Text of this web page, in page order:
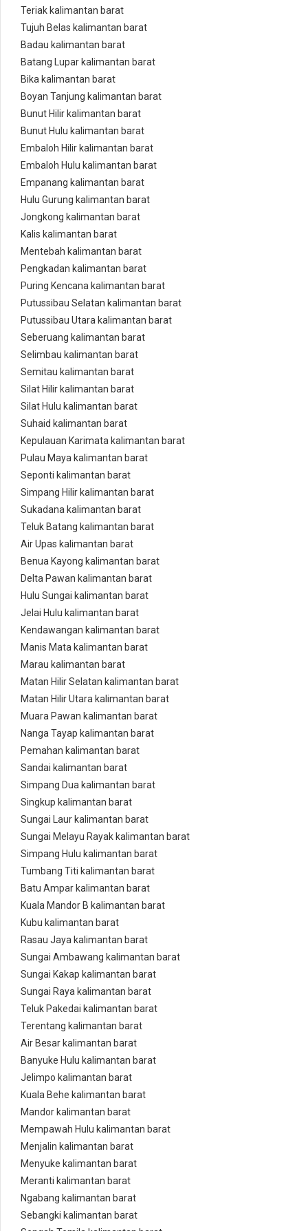
Teriak kalimantan barat
Tujuh Belas kalimantan barat
Badau kalimantan barat
Batang Lupar kalimantan barat
Bika kalimantan barat
Boyan Tanjung kalimantan barat
Bunut Hilir kalimantan barat
Bunut Hulu kalimantan barat
Embaloh Hilir kalimantan barat
Embaloh Hulu kalimantan barat
Empanang kalimantan barat
Hulu Gurung kalimantan barat
Jongkong kalimantan barat
Kalis kalimantan barat
Mentebah kalimantan barat
Pengkadan kalimantan barat
Puring Kencana kalimantan barat
Putussibau Selatan kalimantan barat
Putussibau Utara kalimantan barat
Seberuang kalimantan barat
Selimbau kalimantan barat
Semitau kalimantan barat
Silat Hilir kalimantan barat
Silat Hulu kalimantan barat
Suhaid kalimantan barat
Kepulauan Karimata kalimantan barat
Pulau Maya kalimantan barat
Seponti kalimantan barat
Simpang Hilir kalimantan barat
Sukadana kalimantan barat
Teluk Batang kalimantan barat
Air Upas kalimantan barat
Benua Kayong kalimantan barat
Delta Pawan kalimantan barat
Hulu Sungai kalimantan barat
Jelai Hulu kalimantan barat
Kendawangan kalimantan barat
Manis Mata kalimantan barat
Marau kalimantan barat
Matan Hilir Selatan kalimantan barat
Matan Hilir Utara kalimantan barat
Muara Pawan kalimantan barat
Nanga Tayap kalimantan barat
Pemahan kalimantan barat
Sandai kalimantan barat
Simpang Dua kalimantan barat
Singkup kalimantan barat
Sungai Laur kalimantan barat
Sungai Melayu Rayak kalimantan barat
Simpang Hulu kalimantan barat
Tumbang Titi kalimantan barat
Batu Ampar kalimantan barat
Kuala Mandor B kalimantan barat
Kubu kalimantan barat
Rasau Jaya kalimantan barat
Sungai Ambawang kalimantan barat
Sungai Kakap kalimantan barat
Sungai Raya kalimantan barat
Teluk Pakedai kalimantan barat
Terentang kalimantan barat
Air Besar kalimantan barat
Banyuke Hulu kalimantan barat
Jelimpo kalimantan barat
Kuala Behe kalimantan barat
Mandor kalimantan barat
Mempawah Hulu kalimantan barat
Menjalin kalimantan barat
Menyuke kalimantan barat
Meranti kalimantan barat
Ngabang kalimantan barat
Sebangki kalimantan barat